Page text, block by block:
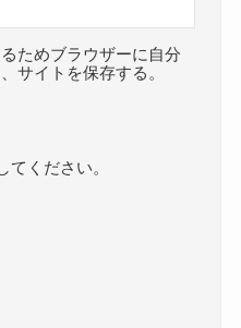
ためブラウザーに自分
サイトを保存する。
てください。